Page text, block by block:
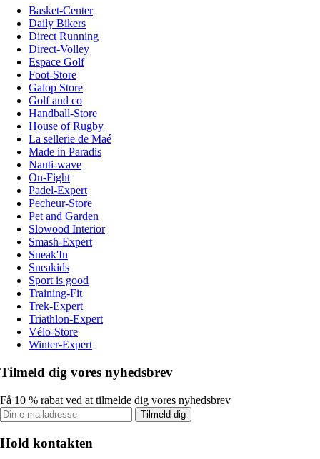
Basket-Center
Daily Bikers
Direct Running
Direct-Volley
Espace Golf
Foot-Store
Galop Store
Golf and co
Handball-Store
House of Rugby
La sellerie de Maé
Made in Paradis
Nauti-wave
On-Fight
Padel-Expert
Pecheur-Store
Pet and Garden
Slowood Interior
Smash-Expert
Sneak'In
Sneakids
Sport is good
Training-Fit
Trek-Expert
Triathlon-Expert
Vélo-Store
Winter-Expert
Tilmeld dig vores nyhedsbrev
Få 10 % rabat ved at tilmelde dig vores nyhedsbrev
Tilmeld dig
Hold kontakten